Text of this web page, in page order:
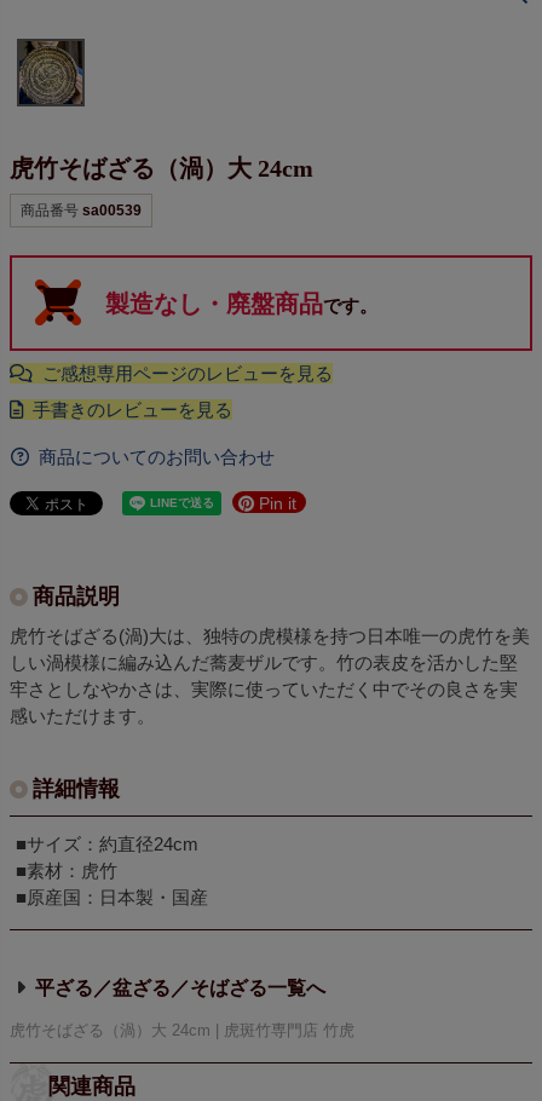
虎竹そばざる（渦）大 24cm
商品番号 sa00539
製造なし・廃盤商品です。
商品についてのお問い合わせ
Pin it
商品説明
虎竹そばざる(渦)大は、独特の虎模様を持つ日本唯一の虎竹を美
しい渦模様に編み込んだ蕎麦ザルです。竹の表皮を活かした堅
牢さとしなやかさは、実際に使っていただく中でその良さを実
感いただけます。
詳細情報
■サイズ：約直径24cm
■素材：虎竹
■原産国：日本製・国産
平ざる／盆ざる／そばざる
虎竹そばざる（渦）大 24cm | 虎斑竹専門店 竹虎
関連商品